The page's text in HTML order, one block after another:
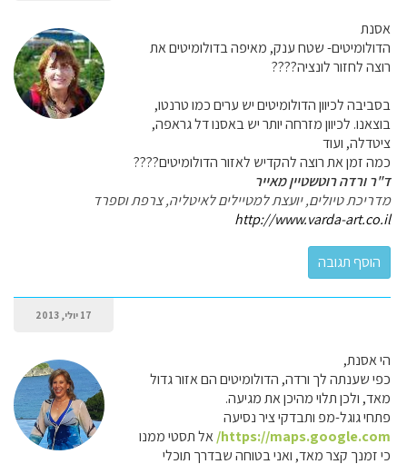
אסנת
הדולומיטים- שטח ענק, מאיפה בדולומיטים את
רוצה לחזור לונציה????
בסביבה לכיוון הדולומיטים יש ערים כמו טרנטו,
בוצאנו. לכיוון מזרחה יותר יש באסנו דל גראפה,
ציטדלה, ועוד
כמה זמן את רוצה להקדיש לאזור הדולומיטים????
ד"ר ורדה רוטשטיין מאייר
מדריכת טיולים, יועצת למטיילים לאיטליה, צרפת וספרד
http://www.varda-art.co.il
17 יולי, 2013
הי אסנת,
כפי שענתה לך ורדה, הדולומיטים הם אזור גדול
מאד, ולכן תלוי מהיכן את מגיעה.
פתחי גוגל-מפ ותבדקי ציר נסיעה
https://maps.google.com/ אל תסטי ממנו
כי זמנך קצר מאד, ואני בטוחה שבדרך תוכלי